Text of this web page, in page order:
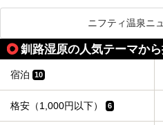
この施設は、温泉・サ
LOUNGE DAYOF」・
スクラメーションホテ
空間。
今回は、そんな「休日
ニフティ温泉ニ
釧路湿原の人気テーマか
宿泊 10
格安（1,000円以下） 6